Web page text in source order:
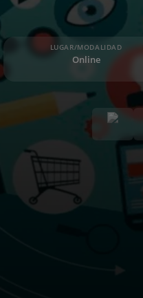
LUGAR/MODALIDAD
Online